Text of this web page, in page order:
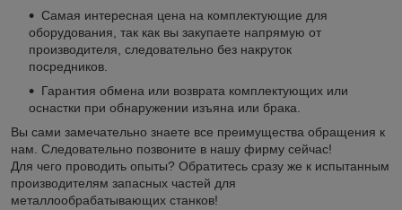
Самая интересная цена на комплектующие для
оборудования, так как вы закупаете напрямую от
производителя, следовательно без накруток
посредников.
Гарантия обмена или возврата комплектующих или
оснастки при обнаружении изъяна или брака.
Вы сами замечательно знаете все преимущества обращения к
нам. Следовательно позвоните в нашу фирму сейчас!
Для чего проводить опыты? Обратитесь сразу же к испытанным
производителям запасных частей для
металлообрабатывающих станков!